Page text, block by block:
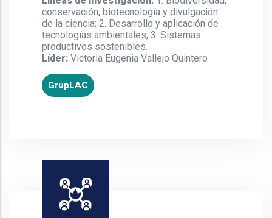
conservación, biotecnología y divulgación
de la ciencia; 2. Desarrollo y aplicación de
tecnologías ambientales; 3. Sistemas
productivos sostenibles.
Líder: Victoria Eugenia Vallejo Quintero
GrupLAC